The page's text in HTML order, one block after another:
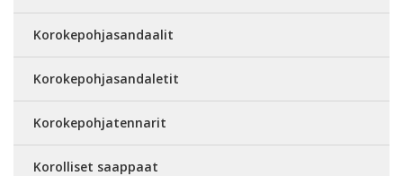
Korokepohjasandaalit
Korokepohjasandaletit
Korokepohjatennarit
Korolliset saappaat